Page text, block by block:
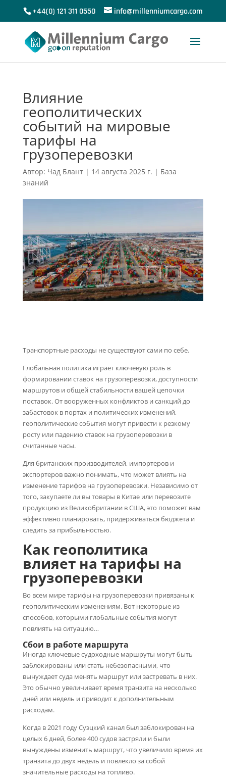
+44(0) 121 311 0550 info@millenniumcargo.com
Влияние
геополитических
событий на мировые
тарифы на
грузоперевозки
Автор: Чад Блант| 14 августа 2025 г. | База
знаний
Транспортные расходы не существуют сами по себе.
Глобальная политика играет ключевую роль в
формировании ставок на грузоперевозки, доступности
маршрутов и общей стабильности вашей цепочки
поставок. От вооруженных конфликтов и санкций до
забастовок в портах и ​​политических изменений,
геополитические события могут привести к резкому
росту или падению ставок на грузоперевозки в
считанные часы.
Для британских производителей, импортеров и
экспортеров важно понимать, что может влиять на
изменение тарифов на грузоперевозки. Независимо от
того, закупаете ли вы товары в Китае или перевозите
продукцию из Великобритании в США, это поможет вам
эффективно планировать, придерживаться бюджета и
следить за прибыльностью.
Как геополитика
влияет на тарифы на
грузоперевозки
Во всем мире тарифы на грузоперевозки привязаны к
геополитическим изменениям. Вот некоторые из
способов, которыми глобальные события могут
повлиять на ситуацию…
Сбои в работе маршрута
Иногда ключевые судоходные маршруты могут быть
заблокированы или стать небезопасными, что
вынуждает суда менять маршрут или застревать в них.
Это обычно увеличивает время транзита на несколько
дней или недель и приводит к дополнительным
расходам.
Когда в 2021 году Суэцкий канал был заблокирован на
целых 6 дней, более 400 судов застряли и были
вынуждены изменить маршрут, что увеличило время их
транзита до двух недель и повлекло за собой
значительные расходы на топливо.